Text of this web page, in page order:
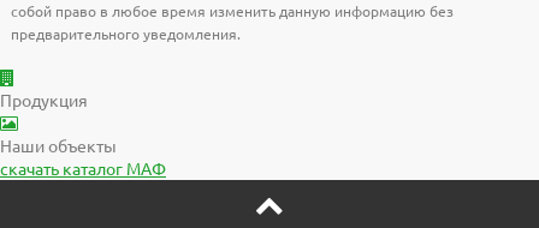
собой право в любое время изменить данную информацию без
предварительного уведомления.
Продукция
Наши объекты
скачать каталог МАФ